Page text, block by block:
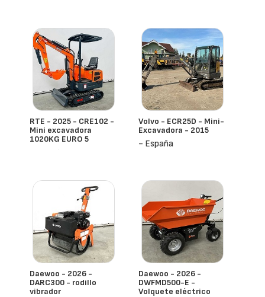
RTE - 2025 - CRE102 -
Mini excavadora
1020KG EURO 5
- España
Volvo - ECR25D - Mini-
Excavadora - 2015
- España
Daewoo - 2026 -
DARC300 - rodillo
vibrador
Daewoo - 2026 -
DWFMD500-E -
Volquete eléctrico